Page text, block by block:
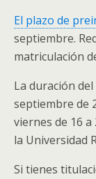
El plazo de
septiembre.
matriculación
La duración
septiembre de
viernes de 16
la Universidad
Si tienes